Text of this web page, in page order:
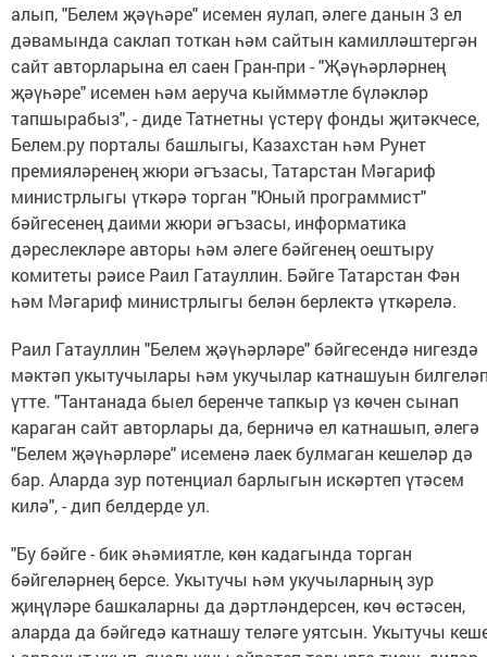
алып, "Белем җәүһәре" исемен яулап, әлеге данын 3 ел
дәвамында саклап тоткан һәм сайтын камилләштергән
сайт авторларына ел саен Гран-при - "Җәүһәрләрнең
җәүһәре" исемен һәм аеруча кыйммәтле бүләкләр
тапшырабыз", - диде Татнетны үстерү фонды җитәкчесе,
Белем.ру порталы башлыгы, Казахстан һәм Рунет
премияләренең жюри әгъзасы, Татарстан Мәгариф
министрлыгы үткәрә торган "Юный программист"
бәйгесенең даими жюри әгъзасы, информатика
дәреслекләре авторы һәм әлеге бәйгенең оештыру
комитеты рәисе Раил Гатауллин. Бәйге Татарстан Фән
һәм Мәгариф министрлыгы белән берлектә үткәрелә.
Раил Гатауллин "Белем җәүһәрләре" бәйгесендә нигездә
мәктәп укытучылары һәм укучылар катнашуын
үтте. "Тантанада быел беренче тапкыр үз көчен сынап
караган сайт авторлары да, берничә ел катнашып, әлегә
"Белем җәүһәрләре" исеменә лаек булмаган кешеләр дә
бар. Аларда зур потенциал барлыгын искәртеп үтәсем
килә", - дип белдерде ул.
"Бу бәйге - бик әһәмиятле, көн кадагында торган
бәйгеләрнең берсе. Укытучы һәм укучыларның зур
җиңүләре башкаларны да дәртләндерсен, көч өстәсен,
аларда да бәйгедә катнашу теләге уятсын. Укытучы